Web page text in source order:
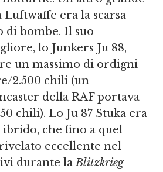
Luftwaffe era la scarsa
di bombe. Il suo
lo Junkers Ju 88,
un massimo di ordigni
2.500 chili (un
della RAF portava
chili). Lo Ju 87 Stuka era
che fino a quel
eccellente nel
durante laBlitzkrieg